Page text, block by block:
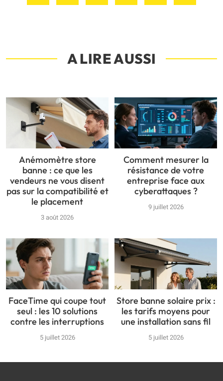
A LIRE AUSSI
Anémomètre store
banne : ce que les
vendeurs ne vous disent
pas sur la compatibilité et
le placement
3 août 2026
Comment mesurer la
résistance de votre
entreprise face aux
cyberattaques ?
9 juillet 2026
FaceTime qui coupe tout
seul : les 10 solutions
contre les interruptions
5 juillet 2026
Store banne solaire prix :
les tarifs moyens pour
une installation sans fil
5 juillet 2026